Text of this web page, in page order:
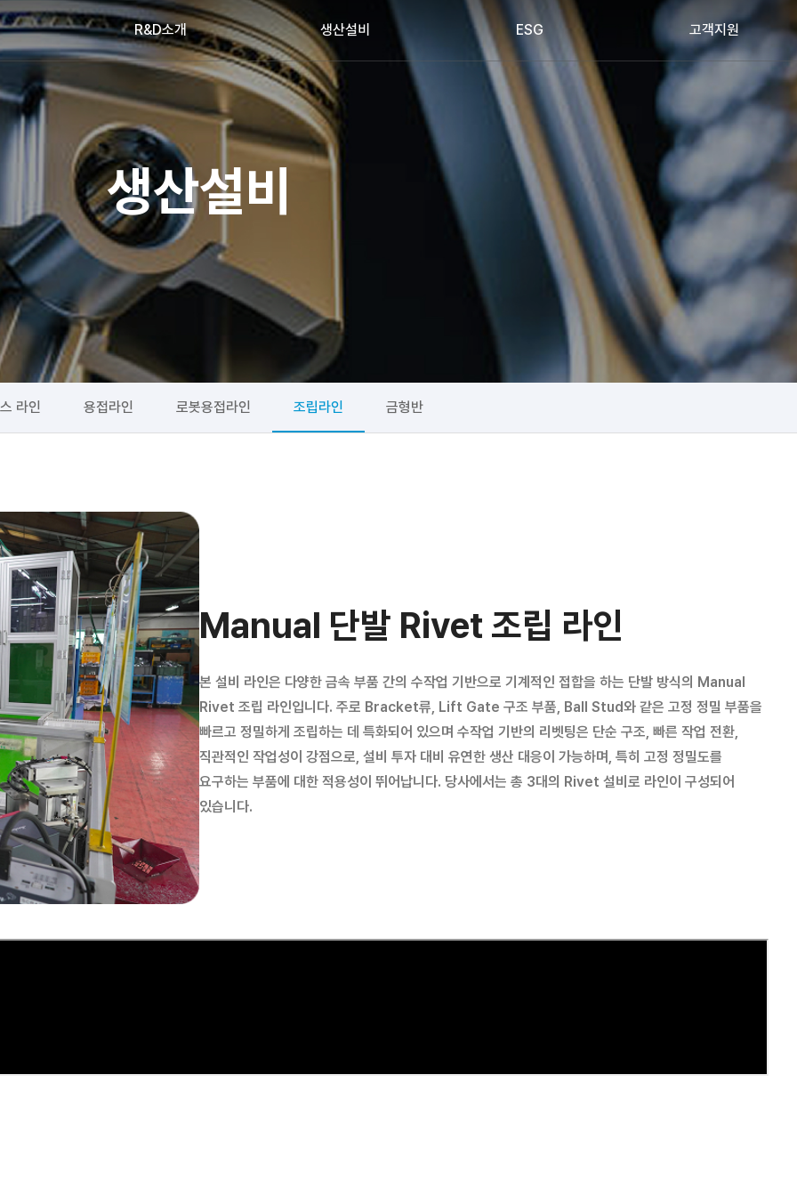
R&D소개 생산설비 ESG 고객지원
생산설비
라인 용접라인 로봇용접라인 조립라인 금형반
Manual 단발 Rivet 조립 라인
본 설비 라인은 다양한 금속 부품 간의 수작업 기반으로 기계적인 접합을 하는 단발 방식의 Manual
Rivet 조립 라인입니다. 주로 Bracket류, Lift Gate 구조 부품, Ball Stud와 같은 고정 정밀 부품을
빠르고 정밀하게 조립하는 데 특화되어 있으며 수작업 기반의 리벳팅은 단순 구조, 빠른 작업 전환,
직관적인 작업성이 강점으로, 설비 투자 대비 유연한 생산 대응이 가능하며, 특히 고정 정밀도를
요구하는 부품에 대한 적용성이 뛰어납니다. 당사에서는 총 3대의 Rivet 설비로 라인이 구성되어
있습니다.